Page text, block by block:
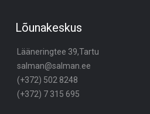
Lõunakeskus
Lääneringtee 39,Tartu
salman@salman.ee
(+372) 502 8248
(+372) 7 315 695